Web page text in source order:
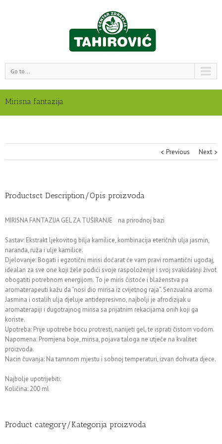
Go to...
Mirisna fantazija
Previous Next
Productsct Description/Opis proizvoda
MIRISNA FANTAZIJA GEL ZA TUŠIRANJE na prirodnoj bazi
Sastav: Ekstrakt ljekovitog bilja kamilice, kombinacija eteričnih ulja jasmin,
naranđa, ruža i ulje kamilice.
Djelovanje: Bogati i egzotični mirisi doćarat će vam pravi romantični ugođaj,
idealan za sve one koji žele podići svoje raspoloženje i svoj svakidašnji život
obogatiti potrebnom energijom. To je miris čistoće i blaženstva pa
aromaterapeuti kažu da “nosi dio mirisa iz cvijetnog raja”. Senzualna aroma
Jasmina i ostalih ulja djeluje antidepresivno, najbolji je afrodizijak u
aromaterapiji i dugotrajnog mirisa sa prijatnim rekacijama onih koji ga
koriste.
Upotreba: Prije upotrebe bocu protresti, nanijeti gel, te isprati čistom vodom.
Napomena: Promjena boje, mirisa, pojava taloga ne utječe na kvalitet
proizvoda.
Nacin čuvanja: Na tamnom mjestu i sobnoj temperaturi, izvan dohvata djece.
Najbolje upotrijebiti:
Količina: 200 ml
Product category/Kategorija proizvoda